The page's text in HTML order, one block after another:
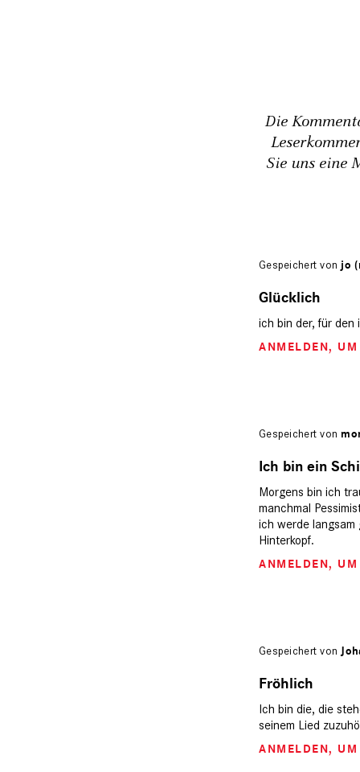
Die
Sie uns eine
Gespeichert von jo
Glücklich
ich bin der, für den
ANMELDEN, UM
Gespeichert von
Ich bin ein
Morgens bin ich
manchmal
ich werde langsam
Hinterkopf.
ANMELDEN, UM
Gespeichert von
Fröhlich
Ich bin die, die
seinem Lied
ANMELDEN, UM